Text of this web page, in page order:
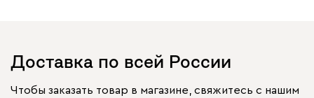
Доставка по всей России
Чтобы заказать товар в магазине, свяжитесь с нашим